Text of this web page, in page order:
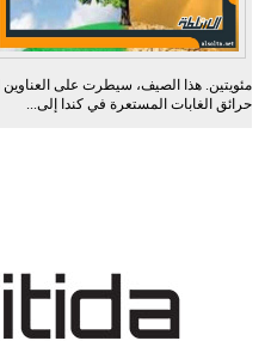
مئويتين. هذا الصيف، سيطرت على
حرائق الغابات المستعرة في كندا إلى...